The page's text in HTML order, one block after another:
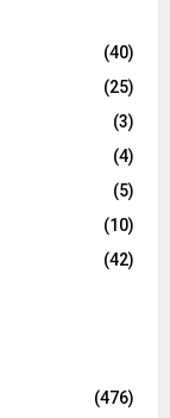
(40)
(25)
(3)
(4)
(5)
(10)
(42)
(476)